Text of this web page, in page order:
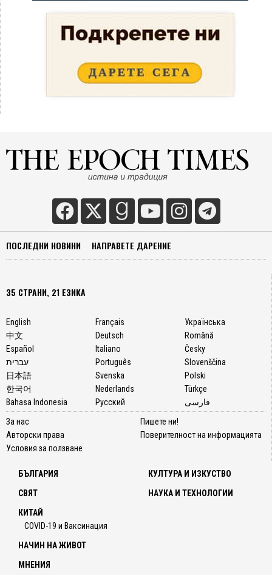
ПОСЛЕДНИ НОВИНИ НАПРАВЕТЕ ДАРЕНИЕ
35 СТРАНИ, 21 ЕЗИКА
English
中文
Español
עברית
日本語
한국어
Bahasa Indonesia
Français
Deutsch
Italiano
Português
Svenska
Nederlands
Русский
Українська
Română
Česky
Slovenščina
Polski
Türkçe
فارسی
За нас
Авторски права
Условия за ползване
Пишете ни!
Поверителност на информацията
БЪЛГАРИЯ
СВЯТ
КИТАЙ
COVID-19 и Ваксинация
КУЛТУРА И ИЗКУСТВО
НАУКА И ТЕХНОЛОГИИ
НАЧИН НА ЖИВОТ
МНЕНИЯ